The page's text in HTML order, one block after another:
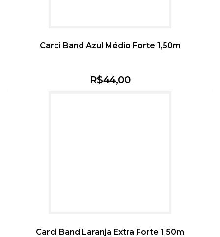
Carci Band Azul Médio Forte 1,50m
R$44,00
Carci Band Laranja Extra Forte 1,50m